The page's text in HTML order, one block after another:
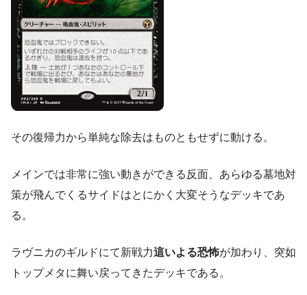
その復帰力から単純な除去はものともせずに動ける。
メインでは非常に強い動きができる反面、あらゆる墓地対
策が飛んでくるサイドはとにかく大変そうなデッキであ
る。
ラヴニカのギルドにて新戦力這いよる恐怖が加わり、突如
トップメタに舞い戻ってきたデッキである。